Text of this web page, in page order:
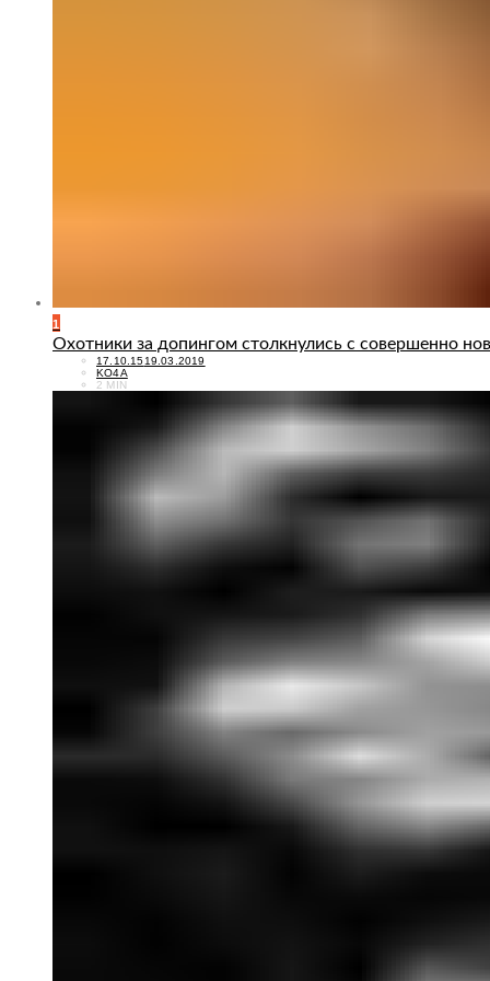
1
Охотники за допингом столкнулись с совершенно
POSTED
ON
17.10.1519.03.2019
KO4A
2 MIN